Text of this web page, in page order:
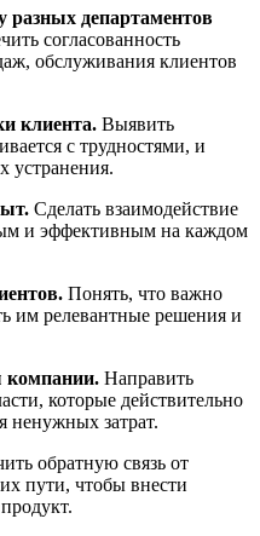
разных департаментов
согласованность
обслуживания клиентов
клиента. Выявить
с трудностями, и
устранения.
Сделать взаимодействие
и эффективным на каждом
Понять, что важно
им релевантные решения и
компании. Направить
которые действительно
ненужных затрат.
обратную связь от
пути, чтобы внести